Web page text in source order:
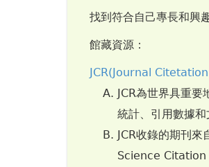
找到符合自己專長和興
館藏資源：
JCR(Journal
JCR為世界具重
統計、引用數據
JCR收錄的期刊
Science Citation